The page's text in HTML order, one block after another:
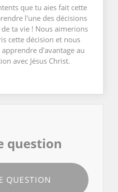
que tu aies fait cette
l'une des décisions
ta vie ! Nous aimerions
cette décision et nous
d'avantage au
avec Jésus Christ.
question
QUESTION